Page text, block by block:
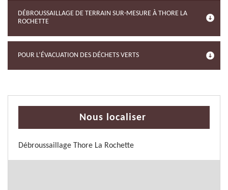
DÉBROUSSAILLAGE DE TERRAIN SUR-MESURE À THORE LA
ROCHETTE
POUR L’ÉVACUATION DES DÉCHETS VERTS
Nous localiser
Débroussaillage Thore La Rochette